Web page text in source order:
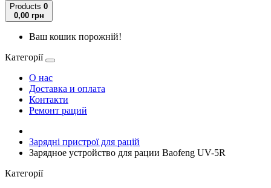
Products 0
0,00 грн
Ваш кошик порожній!
Категорії
О нас
Доставка и оплата
Контакти
Ремонт раций
Зарядні пристрої для рацій
Зарядное устройство для рации Baofeng UV-5R
Категорії